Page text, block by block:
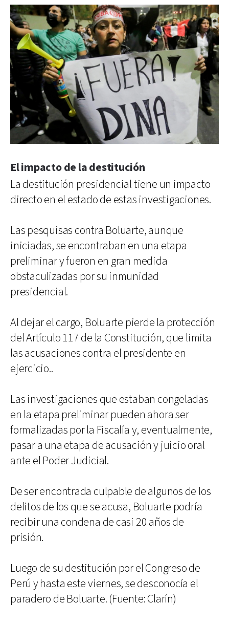
El impacto de la destitución
La destitución presidencial tiene un impacto
directo en el estado de estas investigaciones.
Las pesquisas contra Boluarte, aunque
iniciadas, se encontraban en una etapa
preliminar y fueron en gran medida
obstaculizadas por su inmunidad
presidencial.
Al dejar el cargo, Boluarte pierde la protección
del Artículo 117 de la Constitución, que limita
las acusaciones contra el presidente en
ejercicio..
Las investigaciones que estaban congeladas
en la etapa preliminar pueden ahora ser
formalizadas por la Fiscalía y, eventualmente,
pasar a una etapa de acusación y juicio oral
ante el Poder Judicial.
De ser encontrada culpable de algunos de los
delitos de los que se acusa, Boluarte podría
recibir una condena de casi 20 años de
prisión.
Luego de su destitución por el Congreso de
Perú y hasta este viernes, se desconocía el
paradero de Boluarte. (Fuente: Clarín)